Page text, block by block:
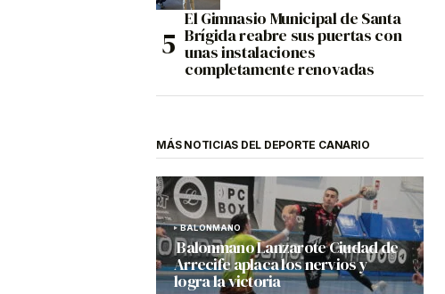
El Gimnasio Municipal de Santa
Brígida reabre sus puertas con
unas instalaciones
completamente renovadas
MÁS NOTICIAS DEL DEPORTE CANARIO
BALONMANO
Balonmano Lanzarote Ciudad de
Arrecife aplaca los nervios y
logra la victoria